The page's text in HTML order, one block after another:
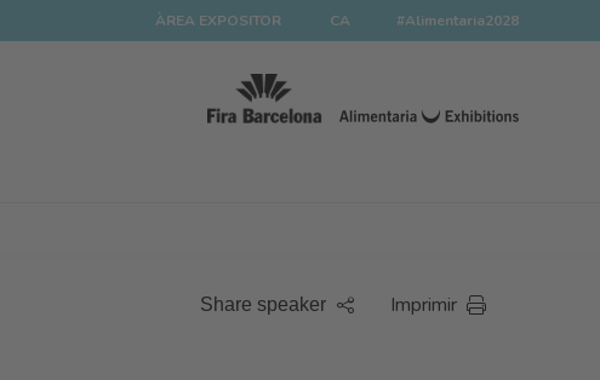
ÀREA EXPOSITOR CA #Alimentaria2028
Share speaker Imprimir